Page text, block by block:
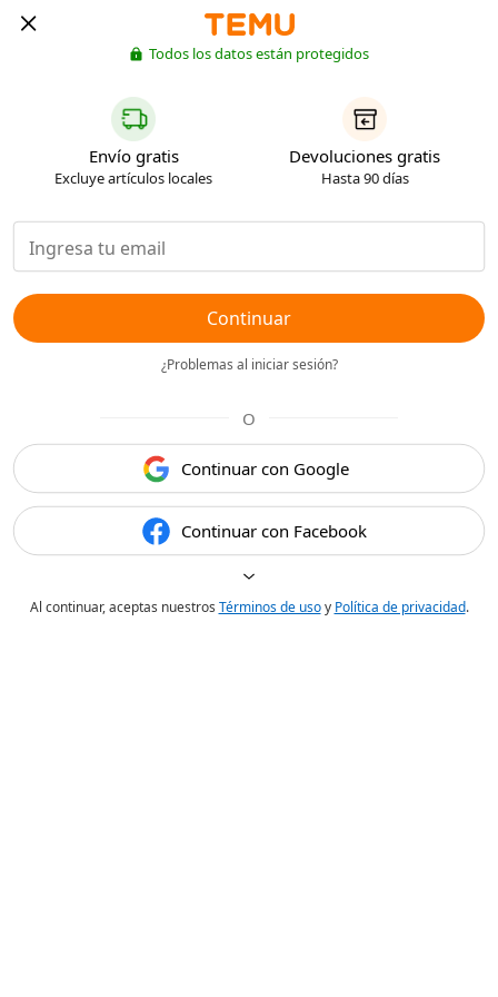
Todos los datos están protegidos
Envío gratis
Excluye artículos locales
Devoluciones gratis
Hasta 90 días
Continuar
¿Problemas al iniciar sesión?
O
Continuar con Google
Continuar con Facebook
Al continuar, aceptas nuestros Términos de usoy Política de privacidad.